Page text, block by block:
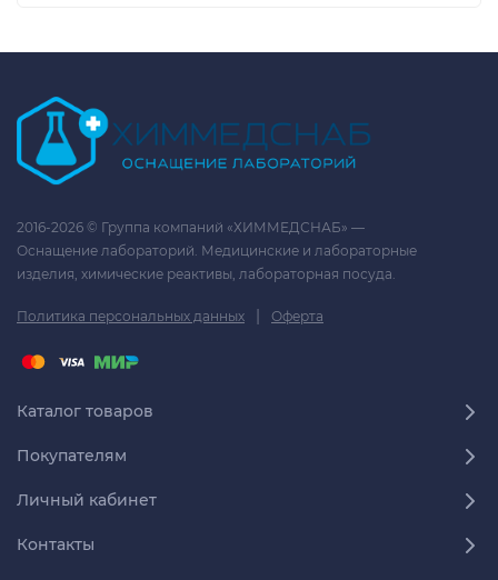
2016-2026 © Группа компаний «ХИММЕДСНАБ» —
Оснащение лабораторий. Медицинские и лабораторные
изделия, химические реактивы, лабораторная посуда.
Политика персональных данных | Оферта
Каталог товаров
Покупателям
Личный кабинет
Контакты